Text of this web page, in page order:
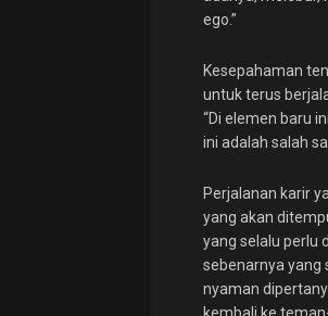
ego.”
Kesepahaman
untuk terus
“Di elemen baru
ini adalah salah
Perjalanan karir
yang akan
yang selalu perlu
sebenarnya yang
nyaman